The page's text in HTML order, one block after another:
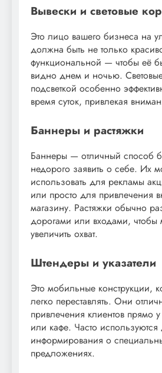
Вывески и световые
Это лицо вашего бизнеса на
должна быть не только
функциональной — чтобы её
видно днем и ночью.
подсветкой особенно
время суток, привлекая
Баннеры и растяжки
Баннеры — отличный способ
недорого заявить о себе. Их
использовать для рекламы
или просто для привлечения
магазину. Растяжки обычно
дорогами или входами, чтобы
увеличить охват.
Штендеры и указатели
Это мобильные конструкции,
легко переставлять. Они
привлечения клиентов прямо
или кафе. Часто используются
информирования о
предложениях.